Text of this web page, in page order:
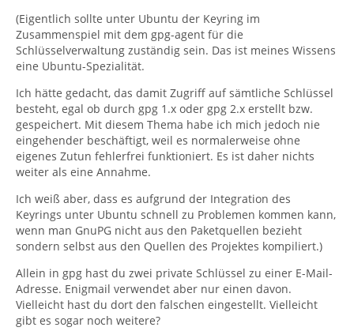
(Eigentlich sollte unter Ubuntu der Keyring im
Zusammenspiel mit dem gpg-agent für die
Schlüsselverwaltung zuständig sein. Das ist meines Wissens
eine Ubuntu-Spezialität.
Ich hätte gedacht, das damit Zugriff auf sämtliche Schlüssel
besteht, egal ob durch gpg 1.x oder gpg 2.x erstellt bzw.
gespeichert. Mit diesem Thema habe ich mich jedoch nie
eingehender beschäftigt, weil es normalerweise ohne
eigenes Zutun fehlerfrei funktioniert. Es ist daher nichts
weiter als eine Annahme.
Ich weiß aber, dass es aufgrund der Integration des
Keyrings unter Ubuntu schnell zu Problemen kommen kann,
wenn man GnuPG nicht aus den Paketquellen bezieht
sondern selbst aus den Quellen des Projektes kompiliert.)
Allein in gpg hast du zwei private Schlüssel zu einer E-Mail-
Adresse. Enigmail verwendet aber nur einen davon.
Vielleicht hast du dort den falschen eingestellt. Vielleicht
gibt es sogar noch weitere?